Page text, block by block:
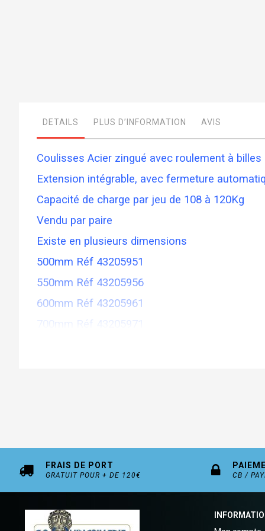
galleryDETAILS
Coulisses Acier zingué avec roulement à
Extension intégrable, avec fermeture
Capacité de charge par jeu de 108 à 120Kg
Vendu par paire
Existe en plusieurs dimensions
500mm Réf 43205951
550mm Réf 43205956
600mm Réf 43205961
700mm Réf 43205971
PLUS D’INFORMATION AVIS
FRAIS DE PORT
GRATUIT POUR + DE 120€ CB /